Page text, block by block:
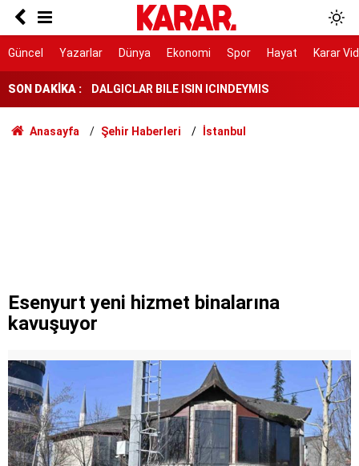
Güncel Yazarlar Dünya Ekonomi Spor Hayat Karar
SON DAKİKA :
Herkes Çeşme'ye akın ederken onlar burayı
keşfetti: İzmir'de 'Böyle bir yer hâlâ var mı?'
dedirtecek o saklı cennet
DALGICLAR BILE ISIN ICINDEYMIS
AK Parti ile fark 4 puanı aştı
buruk
mont arıyor
Anasayfa Şehir Haberleri İstanbul
Esenyurt yeni hizmet binalarına
kavuşuyor